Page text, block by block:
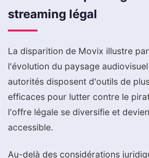
streaming légal
La disparition de Movix illustre
l'évolution du paysage
autorités disposent d'outils de
efficaces pour lutter contre le
l'offre légale se diversifie et
accessible.
Au-delà des considérations